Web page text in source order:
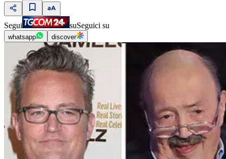
Segui suSeguici su
whatsapp discover